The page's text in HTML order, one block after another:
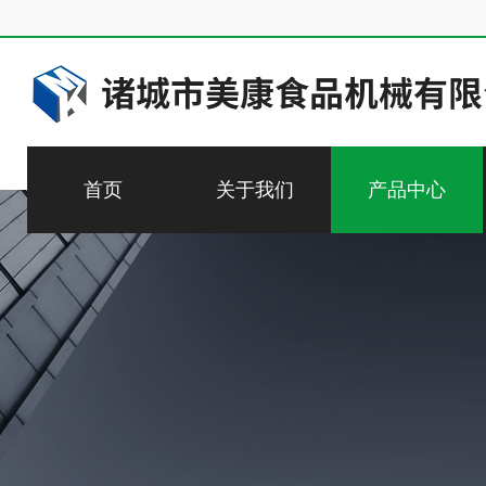
首页 关于我们 产品中心